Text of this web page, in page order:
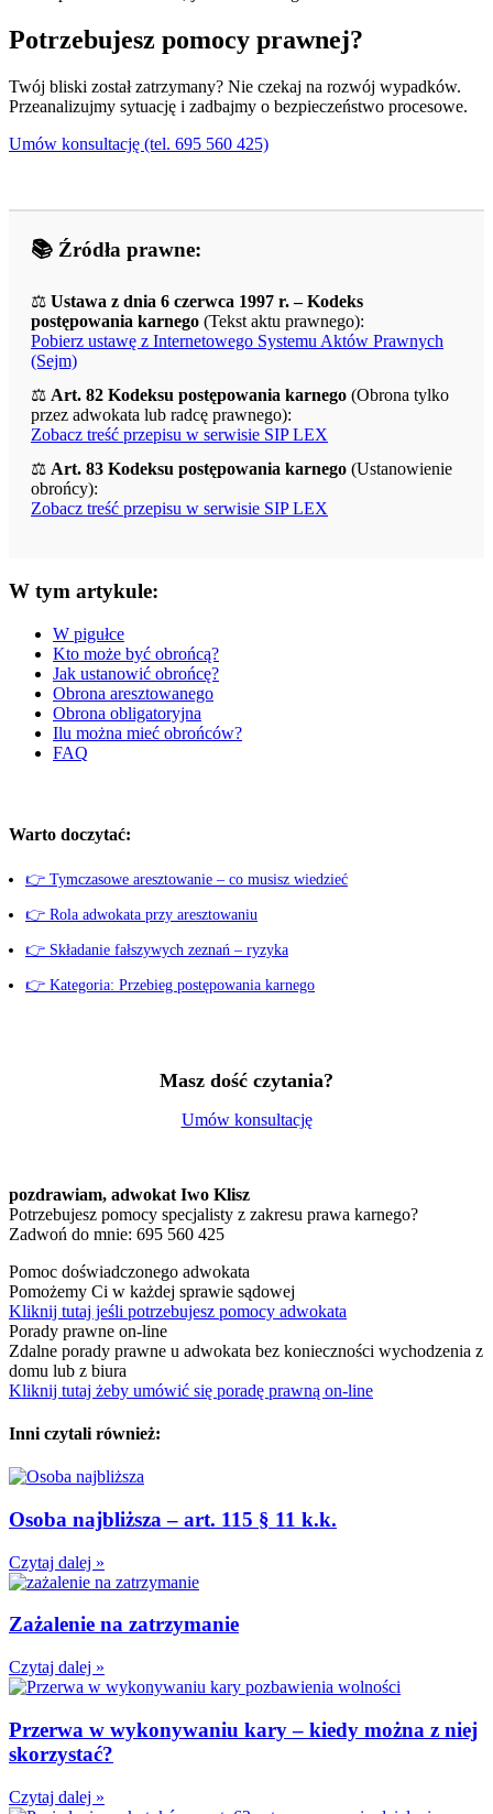
Potrzebujesz pomocy prawnej?
Twój bliski został zatrzymany? Nie czekaj na rozwój wypadków.
Przeanalizujmy sytuację i zadbajmy o bezpieczeństwo procesowe.
Umów konsultację (tel. 695 560 425)
📚 Źródła prawne:
⚖️ Ustawa z dnia 6 czerwca 1997 r. – Kodeks
postępowania karnego (Tekst aktu prawnego):
Pobierz ustawę z Internetowego Systemu Aktów Prawnych
(Sejm)
⚖️ Art. 82 Kodeksu postępowania karnego (Obrona tylko
przez adwokata lub radcę prawnego):
Zobacz treść przepisu w serwisie SIP LEX
⚖️ Art. 83 Kodeksu postępowania karnego (Ustanowienie
obrońcy):
Zobacz treść przepisu w serwisie SIP LEX
W tym artykule:
W pigułce
Kto może być obrońcą?
Jak ustanowić obrońcę?
Obrona aresztowanego
Obrona obligatoryjna
Ilu można mieć obrońców?
FAQ
Warto doczytać:
👉 Tymczasowe aresztowanie – co musisz wiedzieć
👉 Rola adwokata przy aresztowaniu
👉 Składanie fałszywych zeznań – ryzyka
👉 Kategoria: Przebieg postępowania karnego
Masz dość czytania?
Umów konsultację
pozdrawiam, adwokat Iwo Klisz
Potrzebujesz pomocy specjalisty z zakresu prawa karnego?
Zadwoń do mnie: 695 560 425
Pomoc doświadczonego adwokata
Pomożemy Ci w każdej sprawie sądowej
Kliknij tutaj jeśli potrzebujesz pomocy adwokata
Porady prawne on-line
Zdalne porady prawne u adwokata bez konieczności wychodzenia z
domu lub z biura
Kliknij tutaj żeby umówić się poradę prawną on-line
Inni czytali również:
Osoba najbliższa – art. 115 § 11 k.k.
Czytaj dalej »
Zażalenie na zatrzymanie
Czytaj dalej »
Przerwa w wykonywaniu kary – kiedy można z niej
skorzystać?
Czytaj dalej »